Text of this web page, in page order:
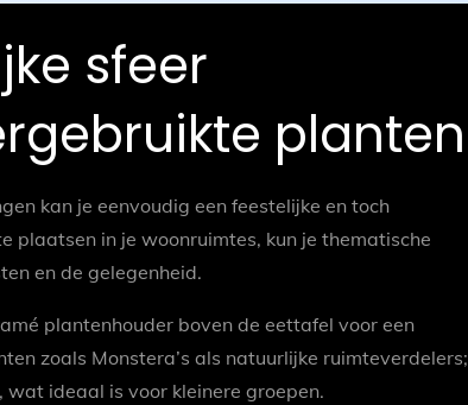
sfeer
planten
kan je eenvoudig een feestelijke en toch
plaatsen in je woonruimtes, kun je thematische
en de gelegenheid.
plantenhouder boven de eettafel voor een
zoals Monstera’s als natuurlijke ruimteverdelers;
wat ideaal is voor kleinere groepen.